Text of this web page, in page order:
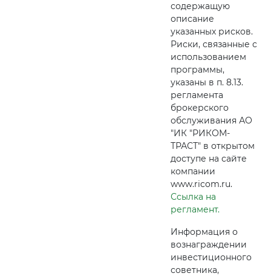
содержащую
описание
указанных рисков.
Риски, связанные с
использованием
программы,
указаны в п. 8.13.
регламента
брокерского
обслуживания АО
"ИК "РИКОМ-
ТРАСТ" в открытом
доступе на сайте
компании
www.ricom.ru.
Ссылка на
регламент.
Информация о
вознаграждении
инвестиционного
советника,